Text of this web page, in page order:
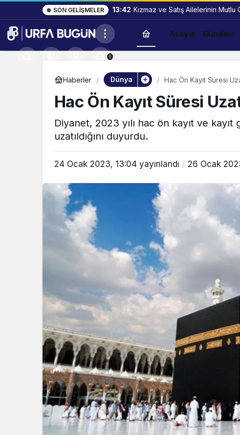
SON GELIŞMELER 13:42 Kızmaz ve Satış Ailelerinin
Asayiş Gündem
0
Haberler Dünya Hac Ön Kayıt Süresi
Hac Ön Kayıt Süresi
Diyanet, 2023 yılı hac ön kayıt ve
uzatıldığını duyurdu.
24 Ocak 2023, 13:04 yayınlandı 26 Ocak